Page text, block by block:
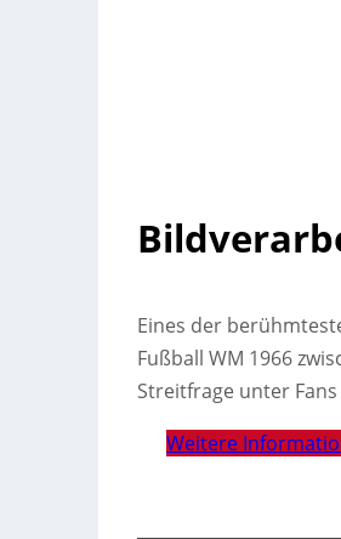
Eines der
Fußball WM 1966
Streitfrage unter
Weitere